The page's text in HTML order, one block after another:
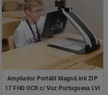
Ampliador Portátil MagniLink ZIP
17 FHD OCR c/ Voz Portuguesa LVI